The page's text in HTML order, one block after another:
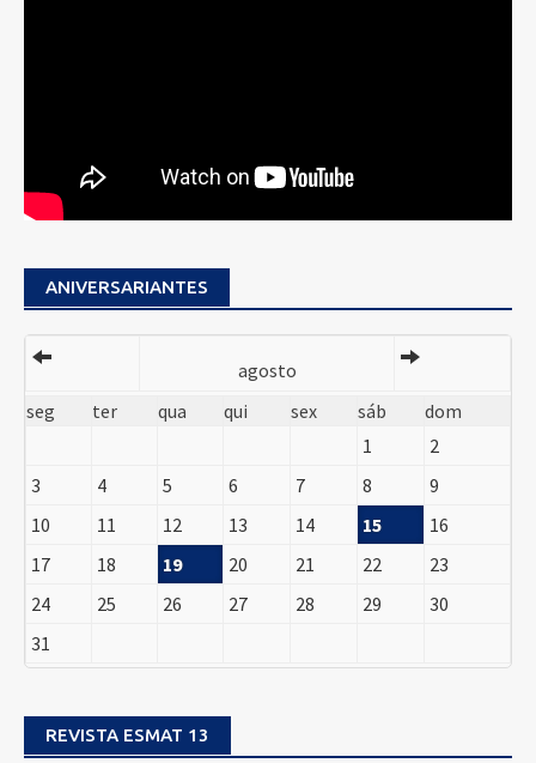
ANIVERSARIANTES
agosto
seg
ter qua qui sex sáb
dom
1
2
3
4 5 6 7 8
9
10
11 12 13 14 15
16
17
18 19 20 21 22
23
24
25 26 27 28 29
30
31
REVISTA ESMAT 13